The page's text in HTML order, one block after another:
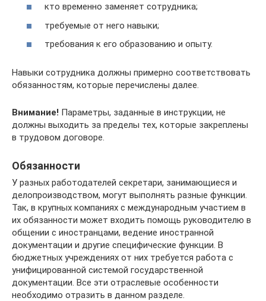
кто временно заменяет сотрудника;
требуемые от него навыки;
требования к его образованию и опыту.
Навыки сотрудника должны примерно соответствовать
обязанностям, которые перечислены далее.
Внимание! Параметры, заданные в инструкции, не
должны выходить за пределы тех, которые закреплены
в трудовом договоре.
Обязанности
У разных работодателей секретари, занимающиеся и
делопроизводством, могут выполнять разные функции.
Так, в крупных компаниях с международным участием в
их обязанности может входить помощь руководителю в
общении с иностранцами, ведение иностранной
документации и другие специфические функции. В
бюджетных учреждениях от них требуется работа с
унифицированной системой государственной
документации. Все эти отраслевые особенности
необходимо отразить в данном разделе.